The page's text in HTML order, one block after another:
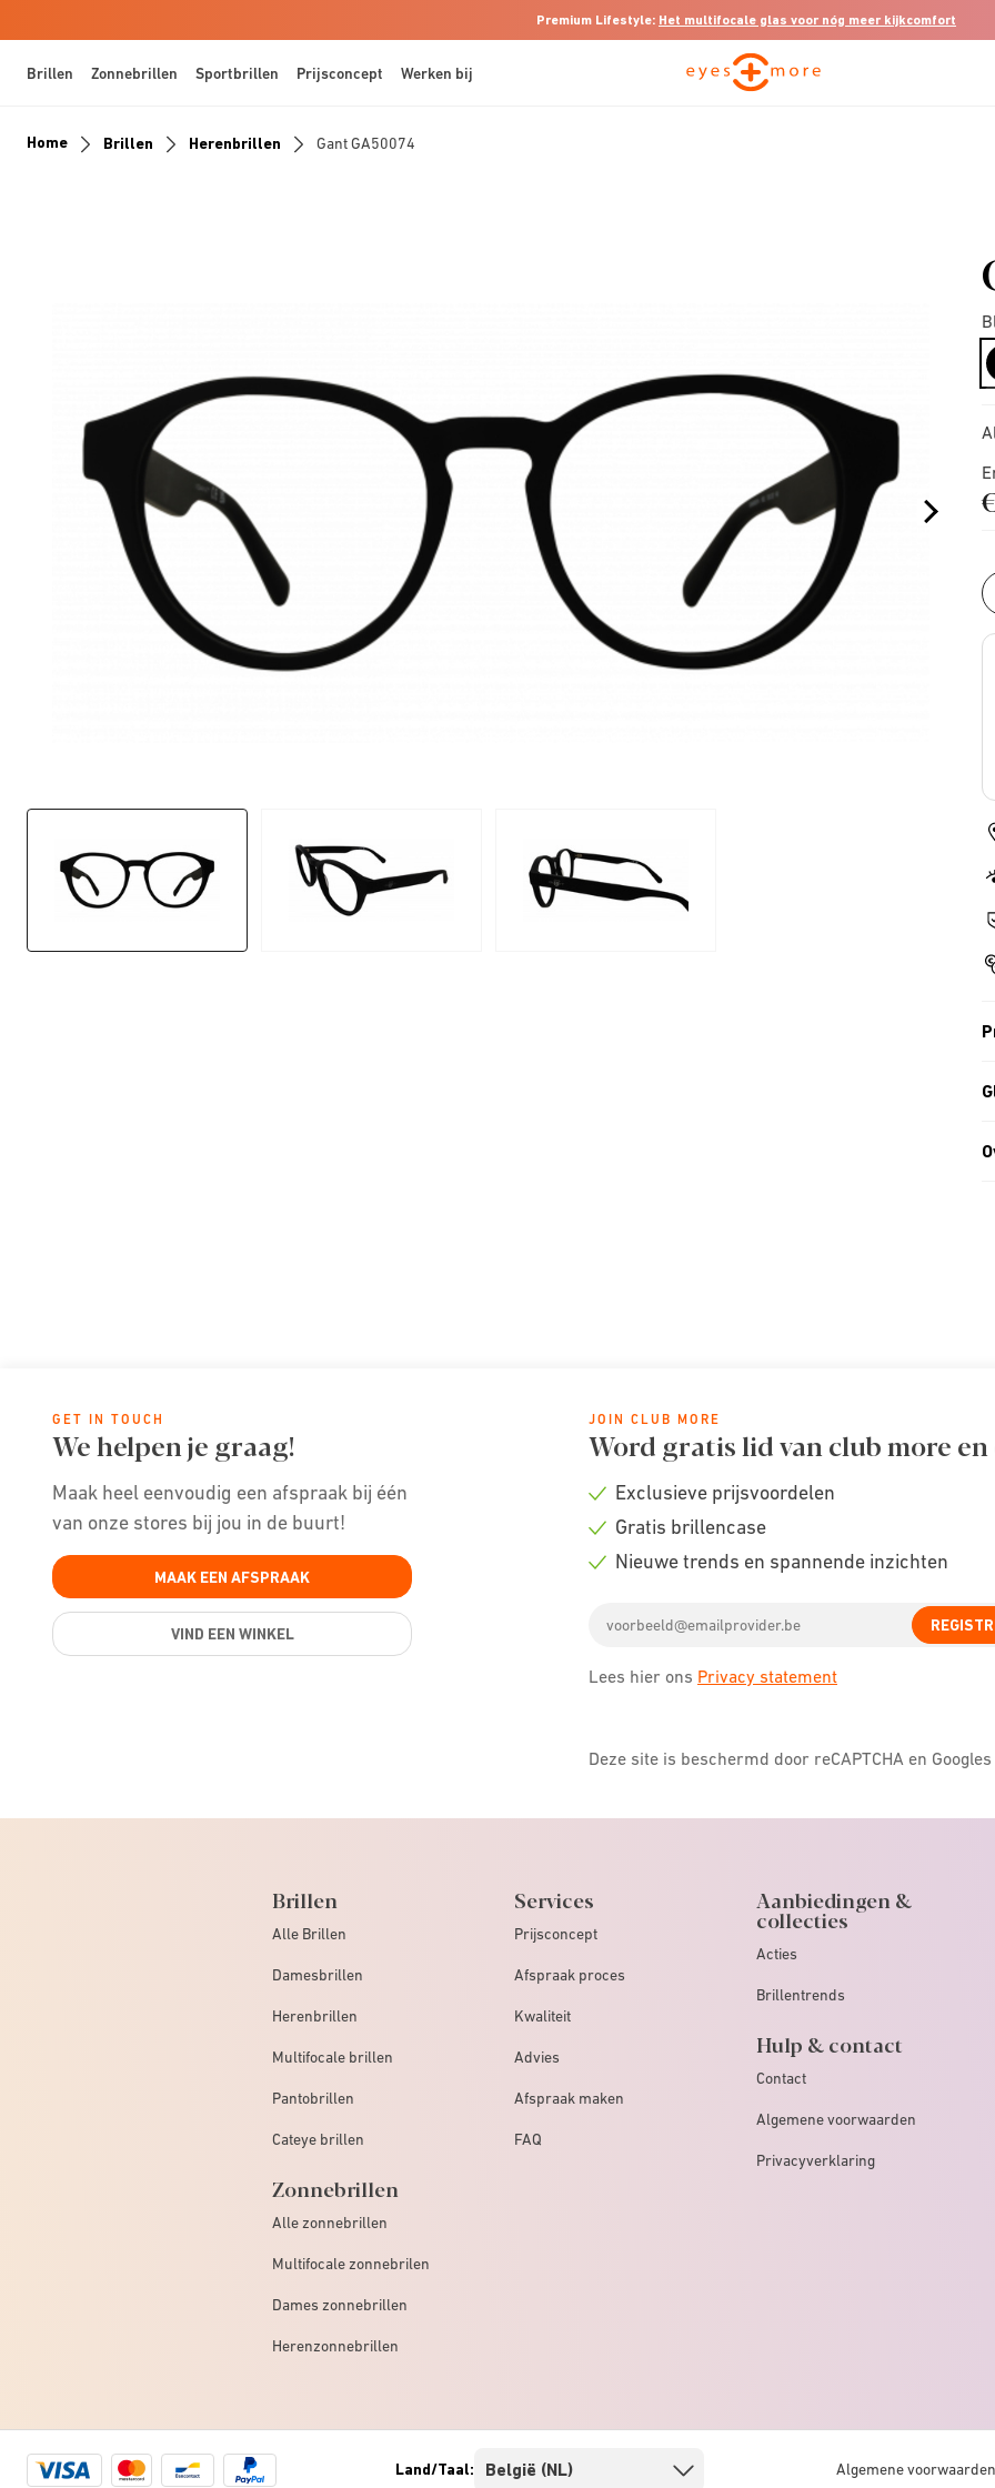
Premium Lifestyle: Het multifocale glas voor nóg meer kijkcomfort
Brillen Zonnebrillen Sportbrillen Prijsconcept Werken bij
Home Brillen Herenbrillen Gant GA50074
GET IN TOUCH
We helpen je graag!
Maak heel eenvoudig een afspraak bij één
van onze stores bij jou in de buurt!
MAAK EEN AFSPRAAK
VIND EEN WINKEL
JOIN CLUB MORE
Word gratis lid van club more
Check
Exclusieve prijsvoordelen
Check
Gratis brillencase
Nieuwe trends en spannende inzichten
address
Lees hier ons Privacy statement
Deze site is beschermd door reCAPTCHA en Googles
Brillen
Alle Brillen
Damesbrillen
Herenbrillen
Multifocale brillen
Pantobrillen
Cateye brillen
Zonnebrillen
Alle zonnebrillen
Multifocale zonnebrilen
Dames zonnebrillen
Herenzonnebrillen
Services
Prijsconcept
Afspraak proces
Kwaliteit
Advies
Afspraak maken
FAQ
Aanbiedingen &
collecties
Acties
Brillentrends
Hulp & contact
Contact
Algemene voorwaarden
Privacyverklaring
Visa
MastercardBancontactPaypal Land/Taal: Algemene voorwaarden